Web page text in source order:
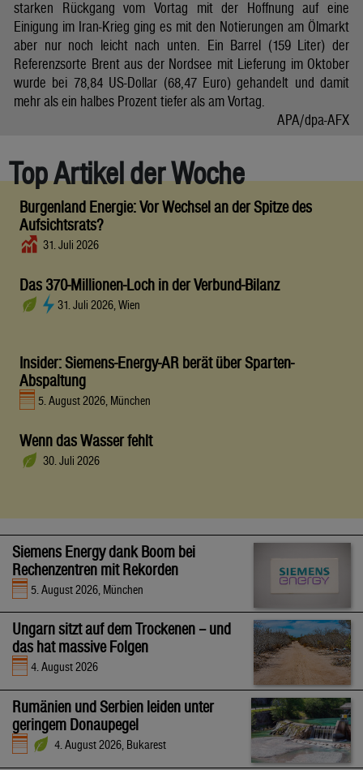
starken Rückgang vom Vortag mit der Hoffnung auf eine
Einigung im Iran-Krieg ging es mit den Notierungen am Ölmarkt
aber nur noch leicht nach unten. Ein Barrel (159 Liter) der
Referenzsorte Brent aus der Nordsee mit Lieferung im Oktober
wurde bei 78,84 US-Dollar (68,47 Euro) gehandelt und damit
mehr als ein halbes Prozent tiefer als am Vortag.
APA/dpa-AFX
Top Artikel der Woche
Burgenland Energie: Vor Wechsel an der Spitze des
Aufsichtsrats?
31. Juli 2026
Das 370-Millionen-Loch in der Verbund-Bilanz
31. Juli 2026, Wien
Insider: Siemens-Energy-AR berät über Sparten-
Abspaltung
5. August 2026, München
Wenn das Wasser fehlt
30. Juli 2026
Siemens Energy dank Boom bei
Rechenzentren mit Rekorden
5. August 2026, München
Ungarn sitzt auf dem Trockenen – und
das hat massive Folgen
4. August 2026
Rumänien und Serbien leiden unter
geringem Donaupegel
4. August 2026, Bukarest